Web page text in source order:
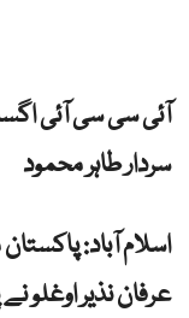
آئی سی سی آئی
سردار طاہر محمود
اسلام آباد:
عرفان نذیر اوغلو